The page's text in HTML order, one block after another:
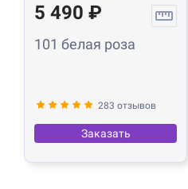
5 490 ₽
101 белая роза
283 отзывов
Заказать